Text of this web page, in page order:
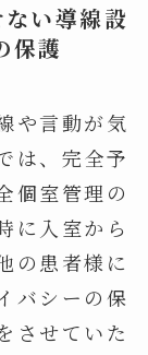
い導線設
保護
や言動が気
は、完全予
個室管理の
に入室から
の患者様に
バシーの保
させていた